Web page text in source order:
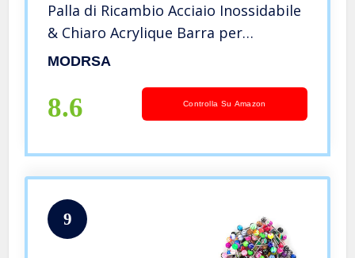
Palla di Ricambio Acciaio Inossidabile
& Chiaro Acrylique Barra per
Industriale
MODRSA
8.6 Controlla Su Amazon
9